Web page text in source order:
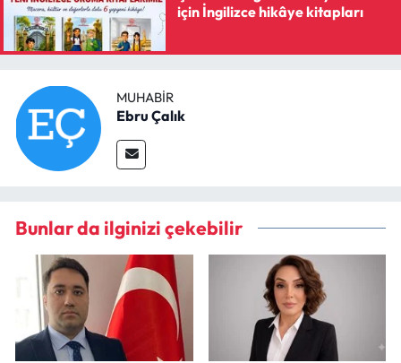
için İngilizce hikâye kitapları
MUHABIR
Ebru Çalık
Bunlar da ilginizi çekebilir